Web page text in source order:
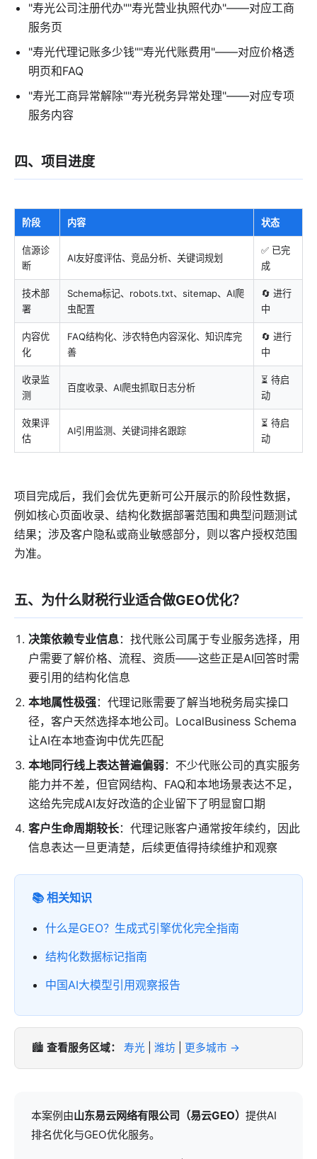
"寿光公司注册代办""寿光营业执照代办"——对应工商
服务页
"寿光代理记账多少钱""寿光代账费用"——对应价格透
明页和FAQ
"寿光工商异常解除""寿光税务异常处理"——对应专项
服务内容
四、项目进度
阶段 内容 状态
信源诊
断
AI友好度评估、竞品分析、关键词规划
✅ 已完
成
技术部
署
Schema标记、robots.txt、sitemap、AI爬
虫配置
🔄 进行
中
内容优
化
FAQ结构化、涉农特色内容深化、知识库完
善
🔄 进行
中
收录监
测
百度收录、AI爬虫抓取日志分析
⏳ 待启
动
效果评
估
AI引用监测、关键词排名跟踪
⏳ 待启
动
项目完成后，我们会优先更新可公开展示的阶段性数据，
例如核心页面收录、结构化数据部署范围和典型问题测试
结果；涉及客户隐私或商业敏感部分，则以客户授权范围
为准。
五、为什么财税行业适合做GEO优化？
决策依赖专业信息：找代账公司属于专业服务选择，用
户需要了解价格、流程、资质——这些正是AI回答时需
要引用的结构化信息
本地属性极强：代理记账需要了解当地税务局实操口
径，客户天然选择本地公司。LocalBusiness Schema
让AI在本地查询中优先匹配
本地同行线上表达普遍偏弱：不少代账公司的真实服务
能力并不差，但官网结构、FAQ和本地场景表达不足，
这给先完成AI友好改造的企业留下了明显窗口期
客户生命周期较长：代理记账客户通常按年续约，因此
信息表达一旦更清楚，后续更值得持续维护和观察
📚 相关知识
什么是GEO？生成式引擎优化完全指南
结构化数据标记指南
中国AI大模型引用观察报告
🏙️ 查看服务区域： 寿光 潍坊 更多城市 →
本案例由山东易云网络有限公司（易云GEO） 提供AI
排名优化与GEO优化服务。